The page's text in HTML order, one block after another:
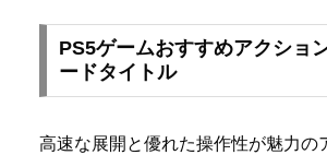
PS5ゲームおすすめアクショ
ードタイトル
高速な展開と優れた操作性が魅力の